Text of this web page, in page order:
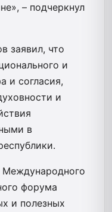
– подчеркнул
заявил, что
и
и согласия,
и
в
форума
и полезных